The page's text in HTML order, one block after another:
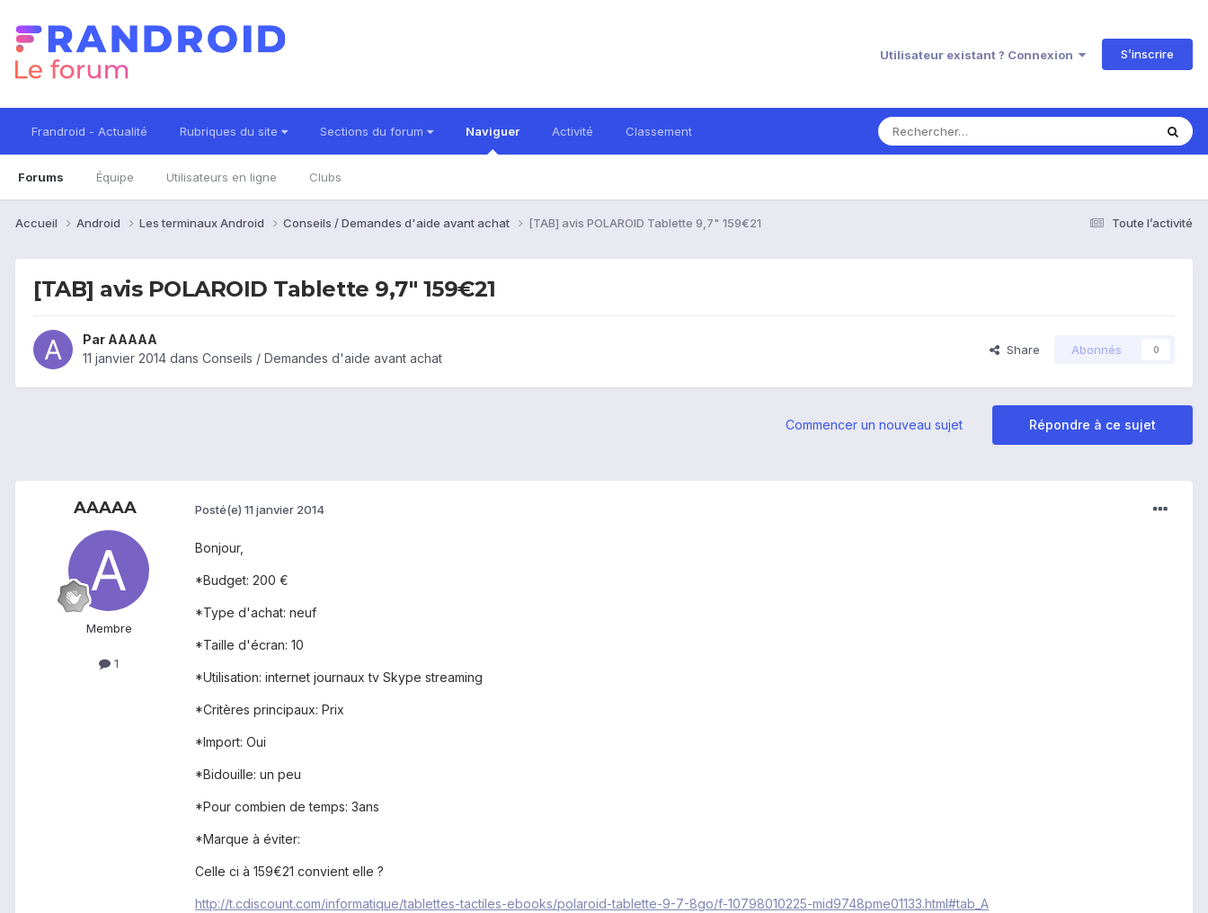
Utilisateur existant ? Connexion S’inscrire
Frandroid - Actualité Rubriques du site Sections du forum Naviguer
Forums Équipe Utilisateurs en ligne Clubs
Activité Classement
Toute l’activité
Accueil Android Les terminaux Android Conseils / Demandes d'aide avant achat [TAB] avis POLAROID Tablette 9,7" 159€21
[TAB] avis POLAROID Tablette 9,7" 159€21
Par AAAAA
11 janvier 2014 dans Conseils / Demandes d'aide avant achat
Share Abonnés 0
Répondre à ce sujet
Commencer un nouveau sujet
AAAAA
Membre
1
Posté(e) 11 janvier 2014
Bonjour,
*Budget: 200 €
*Type d'achat: neuf
*Taille d'écran: 10
*Utilisation: internet journaux tv Skype streaming
*Critères principaux: Prix
*Import: Oui
*Bidouille: un peu
*Pour combien de temps: 3ans
*Marque à éviter:
Celle ci à 159€21 convient elle ?
http://t.cdiscount.com/informatique/tablettes-tactiles-ebooks/polaroid-tablette-9-7-8go/f-10798010225-mid9748pme01133.html#tab_A